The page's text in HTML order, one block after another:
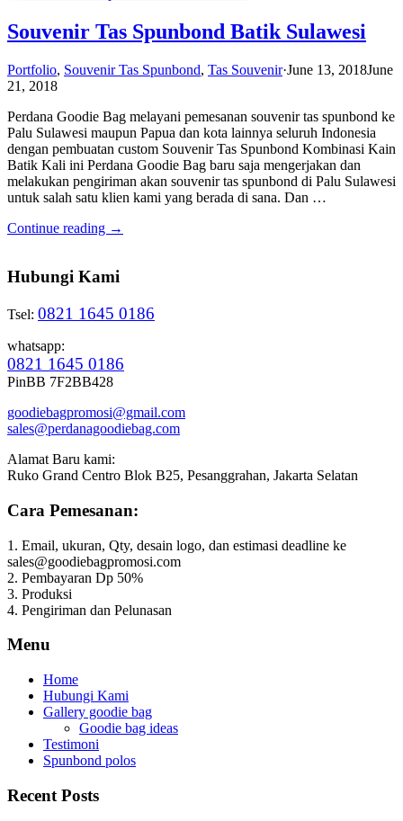
Souvenir Tas Spunbond Batik Sulawesi
Portfolio, Souvenir Tas Spunbond, Tas Souvenir·June 13, 2018June
21, 2018
Perdana Goodie Bag melayani pemesanan souvenir tas spunbond ke
Palu Sulawesi maupun Papua dan kota lainnya seluruh Indonesia
dengan pembuatan custom Souvenir Tas Spunbond Kombinasi Kain
Batik Kali ini Perdana Goodie Bag baru saja mengerjakan dan
melakukan pengiriman akan souvenir tas spunbond di Palu Sulawesi
untuk salah satu klien kami yang berada di sana. Dan …
Continue reading →
Hubungi Kami
Tsel: 0821 1645 0186
whatsapp:
0821 1645 0186
PinBB 7F2BB428
goodiebagpromosi@gmail.com
sales@perdanagoodiebag.com
Alamat Baru kami:
Ruko Grand Centro Blok B25, Pesanggrahan, Jakarta Selatan
Cara Pemesanan:
1. Email, ukuran, Qty, desain logo, dan estimasi deadline ke
sales@goodiebagpromosi.com
2. Pembayaran Dp 50%
3. Produksi
4. Pengiriman dan Pelunasan
Menu
Home
Hubungi Kami
Gallery goodie bag
Goodie bag ideas
Testimoni
Spunbond polos
Recent Posts